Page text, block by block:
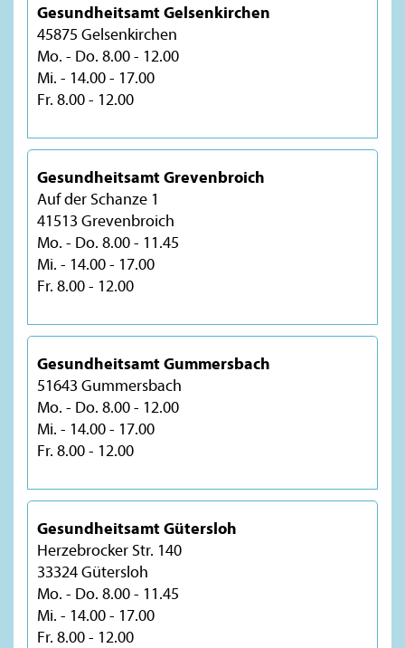
Gesundheitsamt Gelsenkirchen
45875 Gelsenkirchen
Mo. - Do. 8.00 - 12.00
Mi. - 14.00 - 17.00
Fr. 8.00 - 12.00
Gesundheitsamt Grevenbroich
Auf der Schanze 1
41513 Grevenbroich
Mo. - Do. 8.00 - 11.45
Mi. - 14.00 - 17.00
Fr. 8.00 - 12.00
Gesundheitsamt Gummersbach
51643 Gummersbach
Mo. - Do. 8.00 - 12.00
Mi. - 14.00 - 17.00
Fr. 8.00 - 12.00
Gesundheitsamt Gütersloh
Herzebrocker Str. 140
33324 Gütersloh
Mo. - Do. 8.00 - 11.45
Mi. - 14.00 - 17.00
Fr. 8.00 - 12.00